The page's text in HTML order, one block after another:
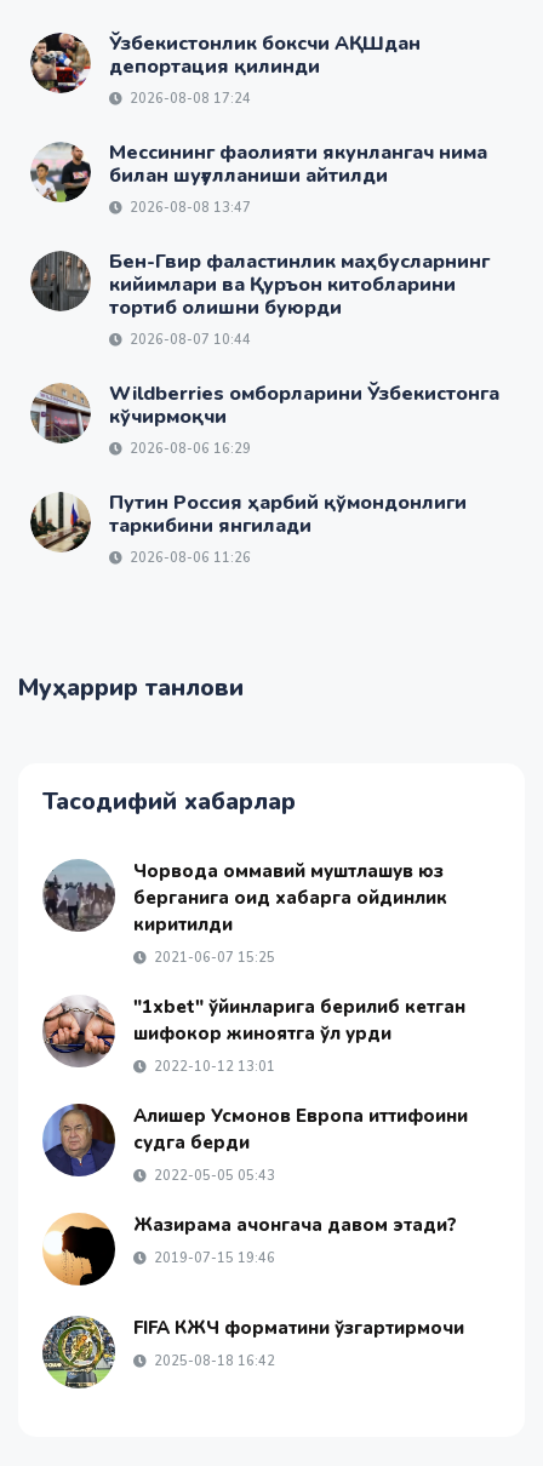
Ўзбекистонлик боксчи АҚШдан
депортация қилинди
2026-08-08 17:24
Мессининг фаолияти якунлангач нима
билан шуғулланиши айтилди
2026-08-08 13:47
Бен-Гвир фаластинлик маҳбусларнинг
кийимлари ва Қуръон китобларини
тортиб олишни буюрди
2026-08-07 10:44
Wildberries омборларини Ўзбекистонга
кўчирмоқчи
2026-08-06 16:29
Путин Россия ҳарбий қўмондонлиги
таркибини янгилади
2026-08-06 11:26
Муҳаррир танлови
Тасодифий хабарлар
Чорвоқда оммавий муштлашув юз
берганига оид хабарга ойдинлик
киритилди
2021-06-07 15:25
"1xbet" ўйинларига берилиб кетган
шифокор жиноятга қўл урди
2022-10-12 13:01
Алишер Усмонов Европа иттифоқини
судга берди
2022-05-05 05:43
Жазирама қачонгача давом этади?
2019-07-15 19:46
FIFA КЖЧ форматини ўзгартирмоқчи
2025-08-18 16:42